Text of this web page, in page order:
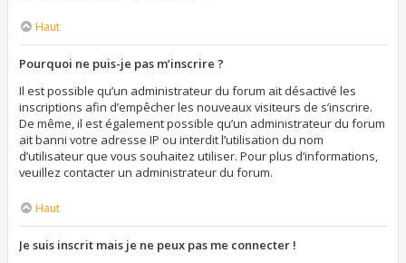
Haut
Pourquoi ne puis-je pas m’inscrire ?
Il est possible qu’un administrateur du forum ait désactivé les
inscriptions afin d’empêcher les nouveaux visiteurs de s’inscrire.
De même, il est également possible qu’un administrateur du forum
ait banni votre adresse IP ou interdit l’utilisation du nom
d’utilisateur que vous souhaitez utiliser. Pour plus d’informations,
veuillez contacter un administrateur du forum.
Haut
Je suis inscrit mais je ne peux pas me connecter !